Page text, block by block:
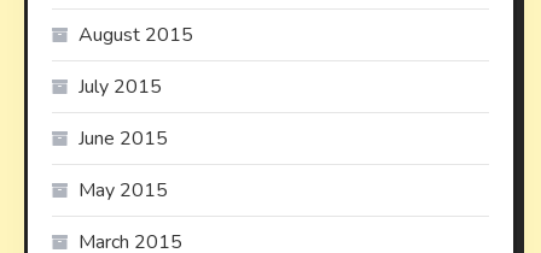
August 2015
July 2015
June 2015
May 2015
March 2015